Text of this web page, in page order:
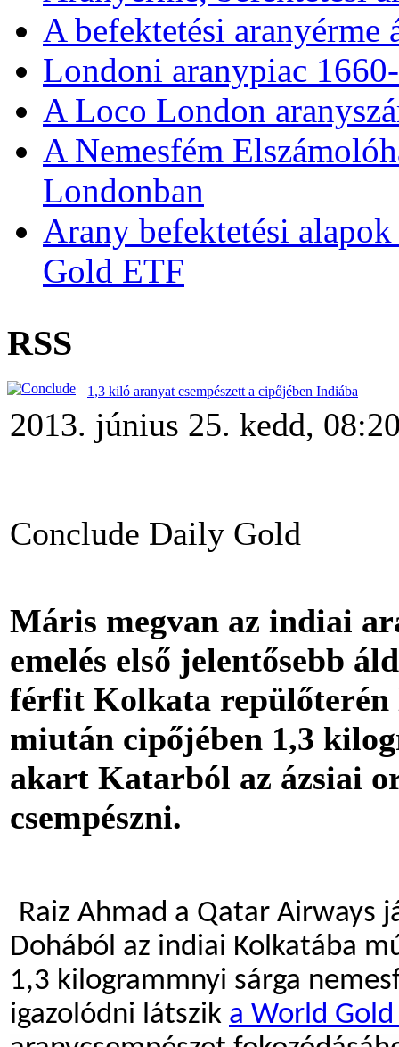
A befektetési
Londoni aranypiac
A Loco London
A Nemesfém
Londonban
Arany befektetési
Gold ETF
RSS
1,3 kiló aranyat csempészett a cipőjében Indiába
2013. június 25. kedd,
Conclude Daily Gold
Máris megvan az indiai
emelés első jelentősebb
férfit Kolkata
miután cipőjében 1,3
akart Katarból az ázsiai
csempészni.
Raiz Ahmad a Qatar Airways
Dohából az indiai Kolkatába
1,3 kilogrammnyi sárga
igazolódni látszik a World